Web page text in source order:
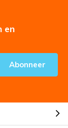
en
Abonneer